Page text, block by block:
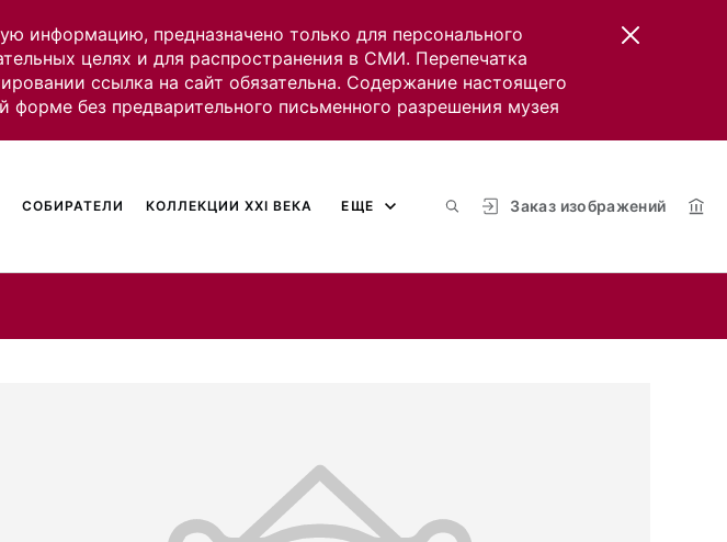
информацию, предназначено только для персонального
целях и для распространения в СМИ. Перепечатка
ссылка на сайт обязательна. Содержание настоящего
без предварительного письменного разрешения музея
Заказ изображений
СОБИРАТЕЛИ КОЛЛЕКЦИИ XXI ВЕКА ЕЩЕ